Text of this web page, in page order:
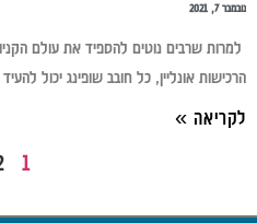
נובמבר 7, 2021
למרות שרבים נוטים להספיד את עולם
הרכישות אונליין, כל חובב שופינג יכול
לקריאה »
1